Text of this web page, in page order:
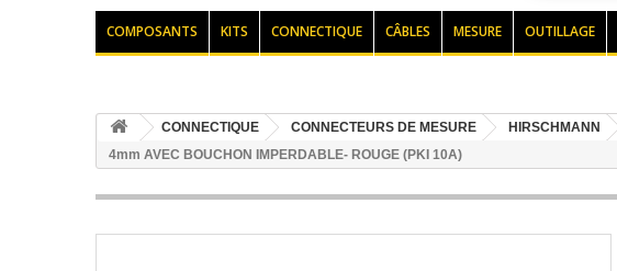
COMPOSANTS KITS CONNECTIQUE CÂBLES MESURE OUTILLAGE
CONNECTIQUE CONNECTEURS DE MESURE HIRSCHMANN
4mm AVEC BOUCHON IMPERDABLE- ROUGE (PKI 10A)